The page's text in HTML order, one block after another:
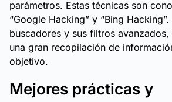
parámetros. Estas técnicas son
“Google Hacking” y “Bing
buscadores y sus filtros
una gran recopilación de
objetivo.
Mejores prácticas y